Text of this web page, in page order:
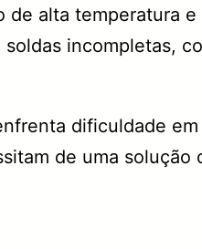
alta temperatura
incompletas,
dificuldade
de uma